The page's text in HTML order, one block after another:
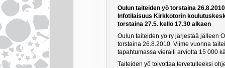
Oulun taiteiden yö torstaina 26.8.2010
Infotilaisuus Kirkkotorin
torstaina 27.5. kello 17.30 alkaen
Oulun taiteiden yö ry järjestää jälleen
torstaina 26.8.2010. Viime vuonna
tapahtumassa vieraili arviolta 15 000
Taiteiden yö toivottaa tervetulleeksi